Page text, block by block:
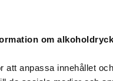
om
att anpassa innehållet